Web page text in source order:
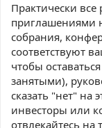
Практически
приглашениями
собрания,
соответствуют
чтобы
занятыми),
сказать "нет" на
инвесторы или
отвлекайтесь на